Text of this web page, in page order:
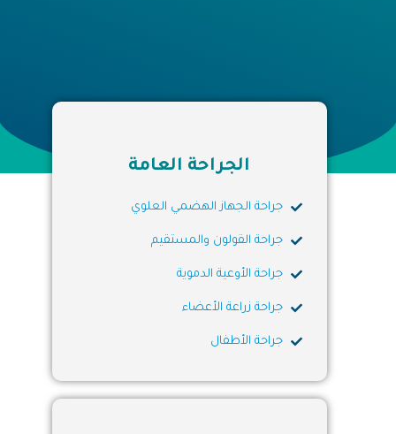
الجراحة العامة
جراحة الجهاز الهضمي العلوي
جراحة القولون والمستقيم
جراحة الأوعية الدموية
جراحة زراعة الأعضاء
جراحة الأطفال